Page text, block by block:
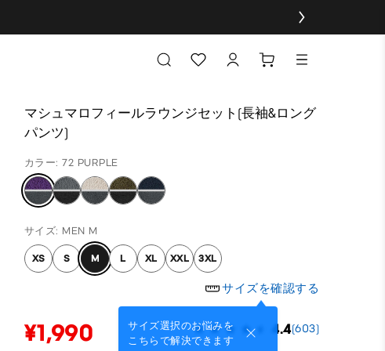
マシュマロフィールラウンジセット(長袖&ロング
パンツ)
カラー: 72 PURPLE
サイズ: MEN M
XS S M L XL XXL 3XL
サイズを確認する
サイズ選択のお悩みを
こちらで解決できます
¥1,990 4.4(603)